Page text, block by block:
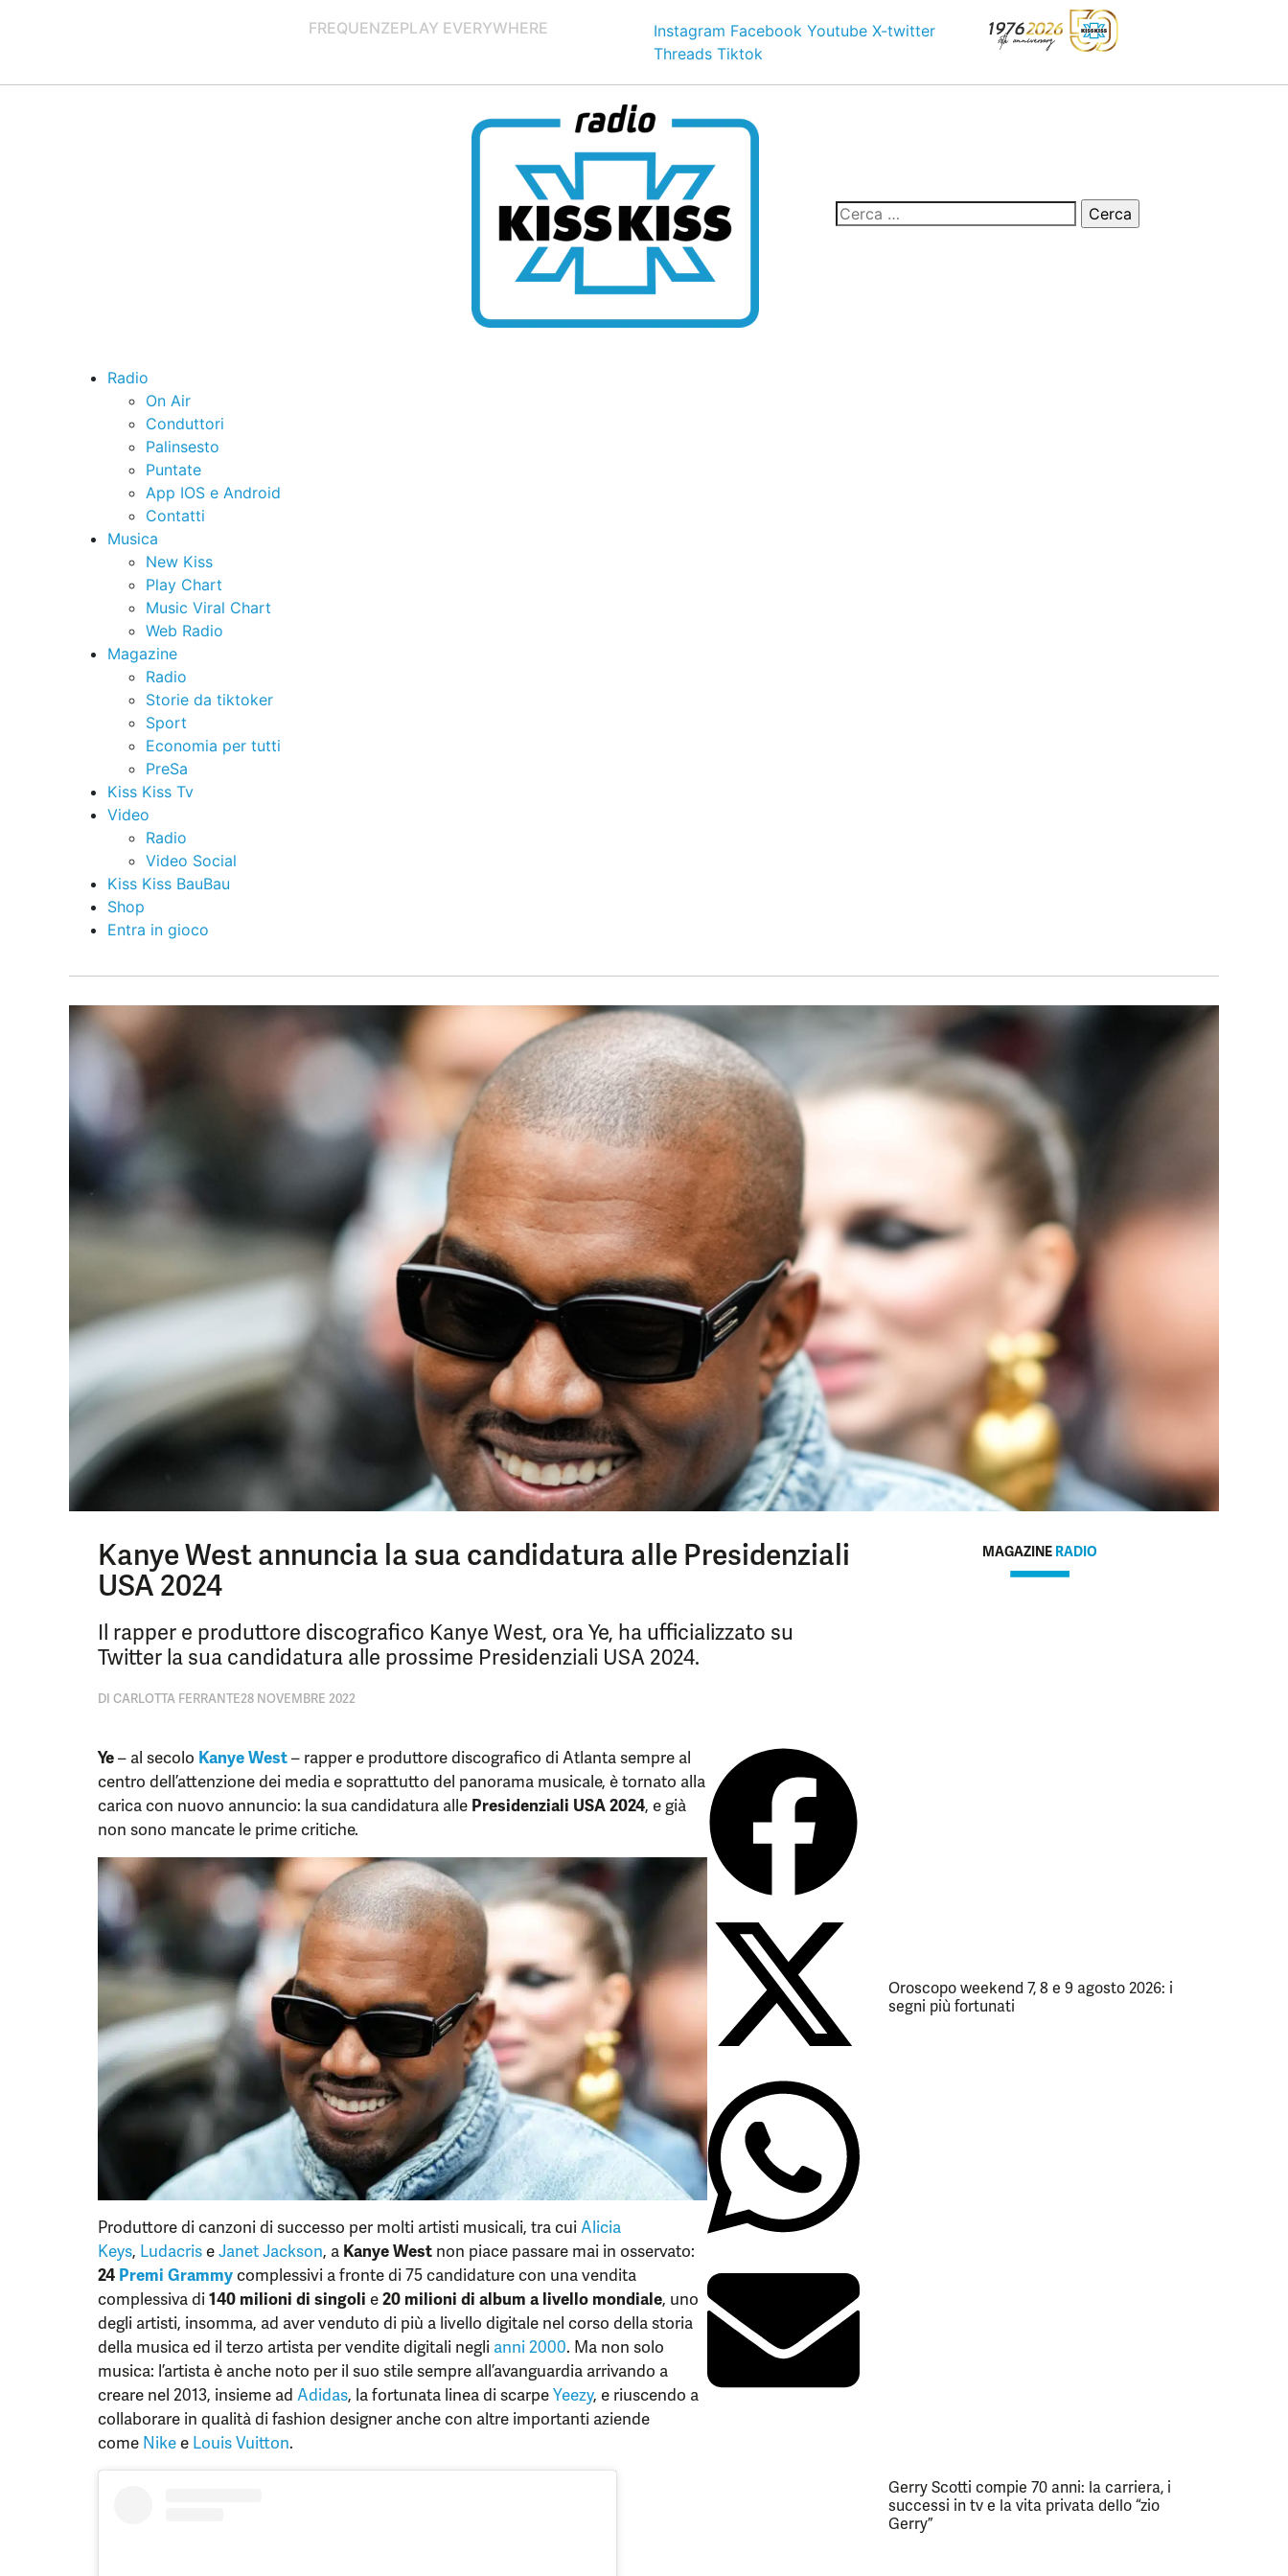
FREQUENZEPLAY EVERYWHERE Instagram Facebook Youtube X-twitter
Threads Tiktok
Radio
On Air
Conduttori
Palinsesto
Puntate
App IOS e Android
Contatti
Musica
New Kiss
Play Chart
Music Viral Chart
Web Radio
Magazine
Radio
Storie da tiktoker
Sport
Economia per tutti
PreSa
Kiss Kiss Tv
Video
Radio
Video Social
Kiss Kiss BauBau
Shop
Entra in gioco
Kanye West annuncia la sua candidatura alle Presidenziali
USA 2024
Il rapper e produttore discografico Kanye West, ora Ye, ha ufficializzato su
Twitter la sua candidatura alle prossime Presidenziali USA 2024.
DI CARLOTTA FERRANTE28 NOVEMBRE 2022
Ye– al secolo Kanye West– rapper e produttore discografico di Atlanta sempre al
centro dell’attenzione dei media e soprattutto del panorama musicale, è tornato alla
carica con nuovo annuncio: la sua candidatura alle Presidenziali USA 2024, e già
non sono mancate le prime critiche.
Produttore di canzoni di successo per molti artisti musicali, tra cuiAlicia
Keys, LudacriseJanet Jackson, a Kanye West non piace passare mai in osservato:
24 Premi Grammycomplessivi a fronte di 75 candidature con una vendita
complessiva di140 milioni di singoli e20 milioni di album a livello mondiale, uno
degli artisti, insomma, ad aver venduto di più a livello digitale nel corso della storia
della musica ed il terzo artista per vendite digitali negli anni 2000. Ma non solo
musica: l’artista è anche noto per il suo stile sempre all’avanguardia arrivando a
creare nel 2013, insieme ad Adidas, la fortunata linea di scarpeYeezy, e riuscendo a
collaborare in qualità di fashion designer anche con altre importanti aziende
come Nikee Louis Vuitton.
MAGAZINE RADIO
Oroscopo weekend 7, 8 e 9 agosto 2026: i
segni più fortunati
Gerry Scotti compie 70 anni: la carriera, i
successi in tv e la vita privata dello “zio
Gerry”